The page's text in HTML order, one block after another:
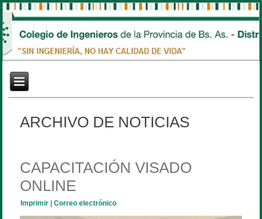
ARCHIVO DE NOTICIAS
CAPACITACIÓN VISADO
ONLINE
Imprimir |Correo electrónico